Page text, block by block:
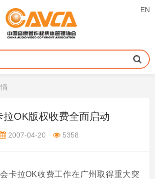
EN
拉OK版权收费全面启动
2007-04-20 5358
卡拉OK收费工作在广州取得重大突